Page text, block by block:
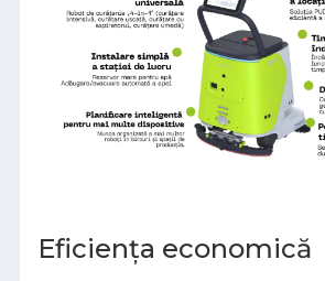
Eficiența economică